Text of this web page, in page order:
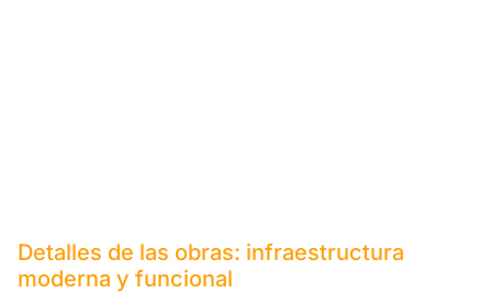
Detalles de las obras: infraestructura
moderna y funcional